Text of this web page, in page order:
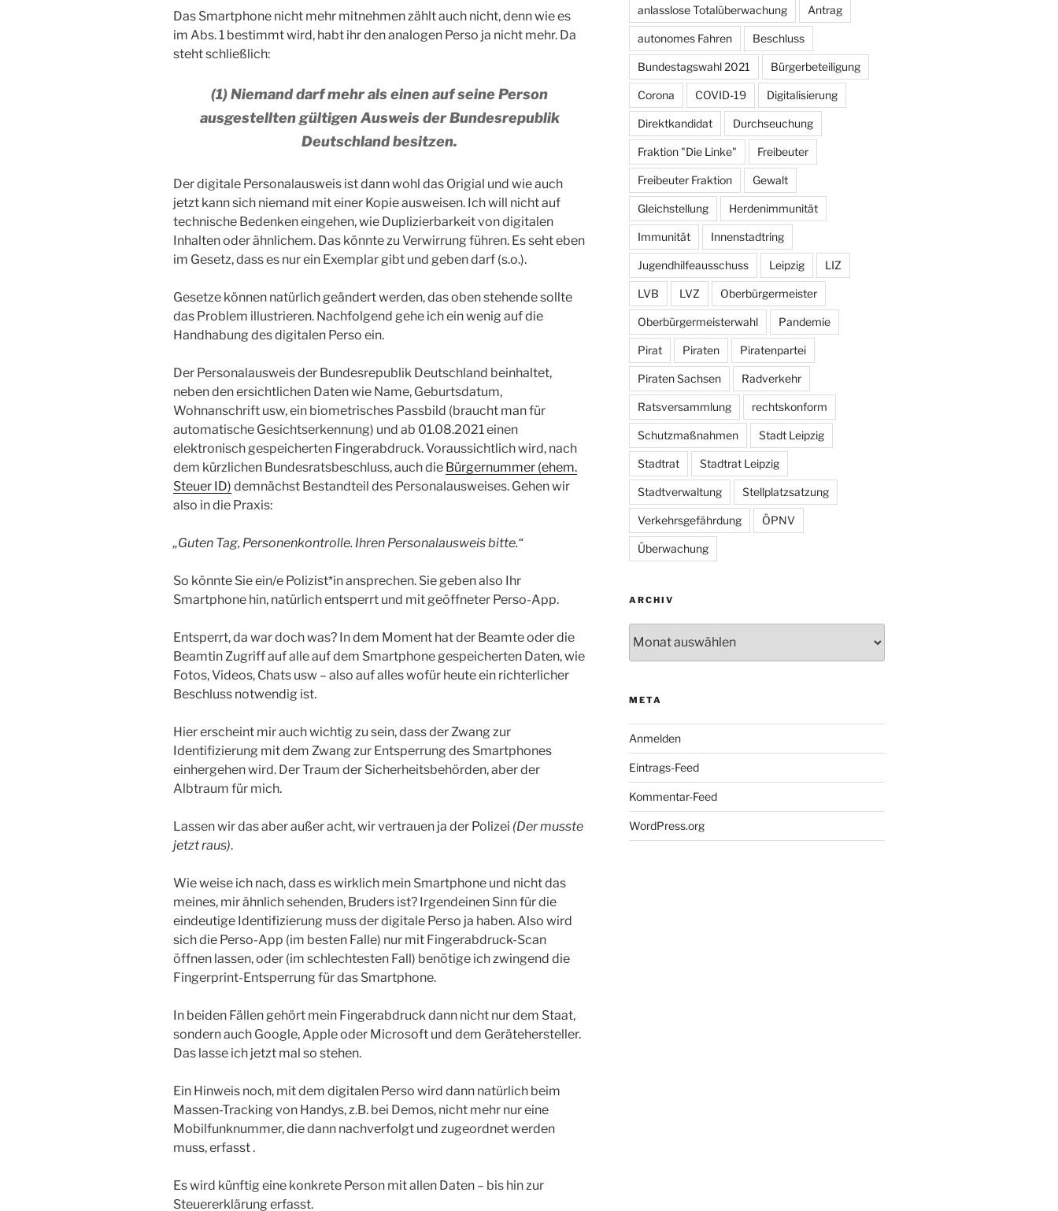
Das Smartphone nicht mehr mitnehmen zählt auch nicht, denn wie es
im Abs. 1 bestimmt wird, habt ihr den analogen Perso ja nicht mehr. Da
steht schließlich:
(1) Niemand darf mehr als einen auf seine Person
ausgestellten gültigen Ausweis der Bundesrepublik
Deutschland besitzen.
Der digitale Personalausweis ist dann wohl das Origial und wie auch
jetzt kann sich niemand mit einer Kopie ausweisen. Ich will nicht auf
technische Bedenken eingehen, wie Duplizierbarkeit von digitalen
Inhalten oder ähnlichem. Das könnte zu Verwirrung führen. Es seht eben
im Gesetz, dass es nur ein Exemplar gibt und geben darf (s.o.).
Gesetze können natürlich geändert werden, das oben stehende sollte
das Problem illustrieren. Nachfolgend gehe ich ein wenig auf die
Handhabung des digitalen Perso ein.
Der Personalausweis der Bundesrepublik Deutschland beinhaltet,
neben den ersichtlichen Daten wie Name, Geburtsdatum,
Wohnanschrift usw, ein biometrisches Passbild (braucht man für
automatische Gesichtserkennung) und ab 01.08.2021 einen
elektronisch gespeicherten Fingerabdruck. Voraussichtlich wird, nach
dem kürzlichen Bundesratsbeschluss, auch die Bürgernummer (ehem.
Steuer ID) demnächst Bestandteil des Personalausweises. Gehen wir
also in die Praxis:
„Guten Tag, Personenkontrolle. Ihren Personalausweis bitte.“
So könnte Sie ein/e Polizist*in ansprechen. Sie geben also Ihr
Smartphone hin, natürlich entsperrt und mit geöffneter Perso-App.
Entsperrt, da war doch was? In dem Moment hat der Beamte oder die
Beamtin Zugriff auf alle auf dem Smartphone gespeicherten Daten, wie
Fotos, Videos, Chats usw – also auf alles wofür heute ein richterlicher
Beschluss notwendig ist.
Hier erscheint mir auch wichtig zu sein, dass der Zwang zur
Identifizierung mit dem Zwang zur Entsperrung des Smartphones
einhergehen wird. Der Traum der Sicherheitsbehörden, aber der
Albtraum für mich.
Lassen wir das aber außer acht, wir vertrauen ja der Polizei (Der musste
jetzt raus).
Wie weise ich nach, dass es wirklich mein Smartphone und nicht das
meines, mir ähnlich sehenden, Bruders ist? Irgendeinen Sinn für die
eindeutige Identifizierung muss der digitale Perso ja haben. Also wird
sich die Perso-App (im besten Falle) nur mit Fingerabdruck-Scan
öffnen lassen, oder (im schlechtesten Fall) benötige ich zwingend die
Fingerprint-Entsperrung für das Smartphone.
In beiden Fällen gehört mein Fingerabdruck dann nicht nur dem Staat,
sondern auch Google, Apple oder Microsoft und dem Gerätehersteller.
Das lasse ich jetzt mal so stehen.
Ein Hinweis noch, mit dem digitalen Perso wird dann natürlich beim
Massen-Tracking von Handys, z.B. bei Demos, nicht mehr nur eine
Mobilfunknummer, die dann nachverfolgt und zugeordnet werden
muss, erfasst .
Es wird künftig eine konkrete Person mit allen Daten – bis hin zur
Steuererklärung erfasst.
anlasslose Totalüberwachung Antrag
autonomes Fahren Beschluss
Bundestagswahl 2021 Bürgerbeteiligung
Corona COVID-19 Digitalisierung
Direktkandidat Durchseuchung
Fraktion "Die Linke" Freibeuter
Freibeuter Fraktion Gewalt
Gleichstellung Herdenimmunität
Immunität Innenstadtring
Jugendhilfeausschuss Leipzig LIZ
LVB LVZ Oberbürgermeister
Oberbürgermeisterwahl Pandemie
Pirat Piraten Piratenpartei
Piraten Sachsen Radverkehr
Ratsversammlung rechtskonform
Schutzmaßnahmen Stadt Leipzig
Stadtrat Stadtrat Leipzig
Stadtverwaltung Stellplatzsatzung
Verkehrsgefährdung ÖPNV
Überwachung
ARCHIV
META
Anmelden
Eintrags-Feed
Kommentar-Feed
WordPress.org